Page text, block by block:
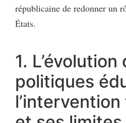
républicaine de redonner un
États.
1. L’évolution
politiques